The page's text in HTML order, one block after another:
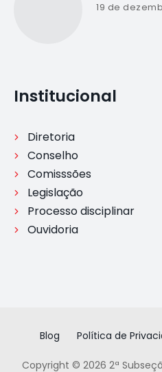
19 de
Institucional
Diretoria
Conselho
Comisssões
Legislação
Processo disciplinar
Ouvidoria
Blog Política de
Copyright © 2026 2ª